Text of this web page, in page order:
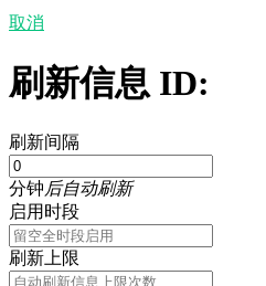
取消
刷新信息 ID:
刷新间隔
分钟后自动刷新
启用时段
刷新上限